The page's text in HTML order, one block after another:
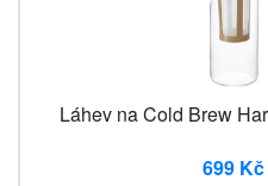
Láhev na Cold Brew
699 Kč